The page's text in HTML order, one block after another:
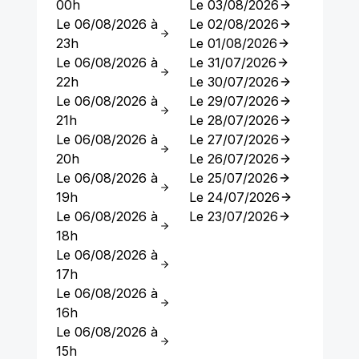
00h
Le 06/08/2026 à
23h
Le 06/08/2026 à
22h
Le 06/08/2026 à
21h
Le 06/08/2026 à
20h
Le 06/08/2026 à
19h
Le 06/08/2026 à
18h
Le 06/08/2026 à
17h
Le 06/08/2026 à
16h
Le 06/08/2026 à
15h
Le 03/08/2026
Le 02/08/2026
Le 01/08/2026
Le 31/07/2026
Le 30/07/2026
Le 29/07/2026
Le 28/07/2026
Le 27/07/2026
Le 26/07/2026
Le 25/07/2026
Le 24/07/2026
Le 23/07/2026